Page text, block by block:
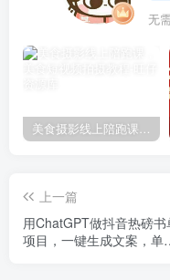
无
美食摄影线上陪跑课，美食短视频拍摄教程
上一篇
用ChatGPT做抖音热磅书
项目，一键生成文案，单